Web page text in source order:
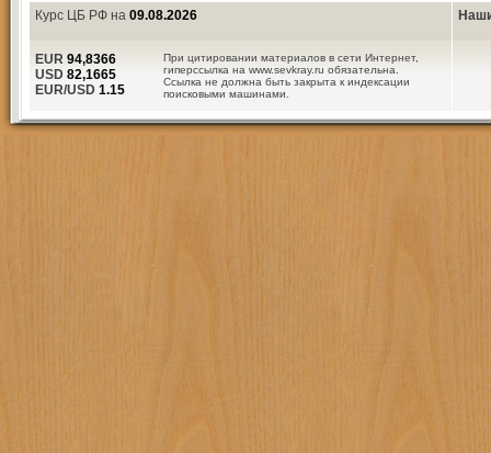
Курс ЦБ РФ на 09.08.2026
При цитировании материалов в сети Интернет,
гиперссылка на www.sevkray.ru обязательна.
Ссылка не должна быть закрыта к индексации
поисковыми машинами.
EUR 94,8366
USD 82,1665
EUR/USD 1.15